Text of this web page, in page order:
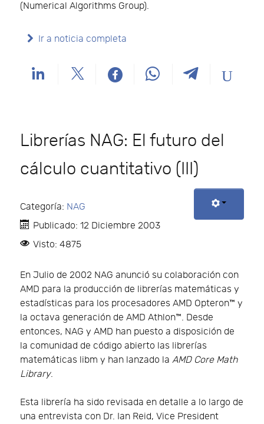
(Numerical Algorithms Group).
Ir a noticia completa
Librerías NAG: El futuro del
cálculo cuantitativo (III)
Categoría: NAG
Publicado: 12 Diciembre 2003
Visto: 4875
En Julio de 2002 NAG anunció su colaboración con
AMD para la producción de librerías matemáticas y
estadísticas para los procesadores AMD Opteron™ y
la octava generación de AMD Athlon™. Desde
entonces, NAG y AMD han puesto a disposición de
la comunidad de código abierto las librerías
matemáticas libm y han lanzado la AMD Core Math
Library.
Esta librería ha sido revisada en detalle a lo largo de
una entrevista con Dr. Ian Reid, Vice President